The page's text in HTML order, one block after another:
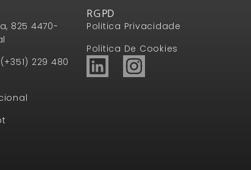
825 4470-
229 480
RGPD
Politica Privacidade
Politica De Cookies